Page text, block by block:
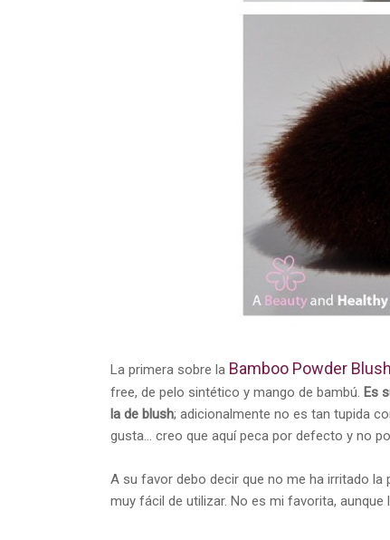
La primera sobre la Bamboo Powder Blush
free, de pelo sintético y mango de bambú. Es
la de blush; adicionalmente no es tan tupida
gusta... creo que aquí peca por defecto y no
A su favor debo decir que no me ha irritado la
muy fácil de utilizar. No es mi favorita, aunque